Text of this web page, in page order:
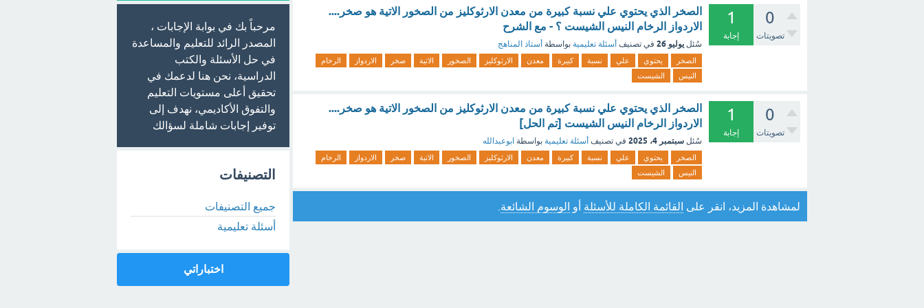
0
تصويتات
1
إجابة
الصخر الذي يحتوي علي نسبة كبيرة من معدن الارثوكليز من الصخور الاتية هو صخر....
الاردواز الرخام النيس الشيست ؟ - مع الشرح
سُئل يوليو 26 في تصنيف أسئلة تعليمية بواسطة أستاذ المناهج
الصخر يحتوي علي نسبة كبيرة معدن الارثوكليز الصخور الاتية صخر الاردواز
الرخام
النيس
الشيست
0
تصويتات
1
إجابة
الصخر الذي يحتوي علي نسبة كبيرة من معدن الارثوكليز من الصخور الاتية هو صخر....
الاردواز الرخام النيس الشيست [تم الحل]
سُئل سبتمبر 4، 2025 في تصنيف أسئلة تعليمية بواسطة ابوعبدالله
الصخر يحتوي علي نسبة كبيرة معدن الارثوكليز الصخور الاتية صخر الاردواز
الرخام
النيس
الشيست
لمشاهدة المزيد، انقر على القائمة الكاملة للأسئلة أو الوسوم الشائعة
مرحباً بك في بوابة الإجابات ،
المصدر الرائد للتعليم والمساعدة
في حل الأسئلة والكتب
الدراسية، نحن هنا لدعمك في
تحقيق أعلى مستويات التعليم
والتفوق الأكاديمي، نهدف إلى
توفير إجابات شاملة لسؤالك
التصنيفات
جميع التصنيفات
أسئلة تعليمية
اختباراتي